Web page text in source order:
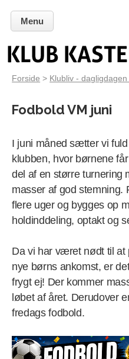
Menu
Forside > Klubliv - dagligdagen
Fodbold VM juni
I juni måned sætter vi
klubben, hvor børnene
del af en større turnering
masser af god
flere uger og bygges op
holdinddeling, optakt og
Da vi har været nødt til
nye børns ankomst, er
frygt ej! Der kommer
løbet af året. Derudover
fredags fodbold.